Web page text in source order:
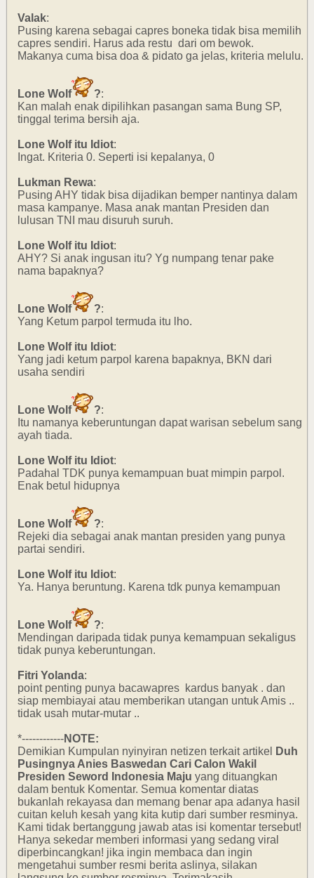
Valak:
Pusing karena sebagai capres boneka tidak bisa memilih
capres sendiri. Harus ada restu dari om bewok.
Makanya cuma bisa doa & pidato ga jelas, kriteria melulu.
Lone Wolf ?:
Kan malah enak dipilihkan pasangan sama Bung SP,
tinggal terima bersih aja.
Lone Wolf itu Idiot:
Ingat. Kriteria 0. Seperti isi kepalanya, 0
Lukman Rewa:
Pusing AHY tidak bisa dijadikan bemper nantinya dalam
masa kampanye. Masa anak mantan Presiden dan
lulusan TNI mau disuruh suruh.
Lone Wolf itu Idiot:
AHY? Si anak ingusan itu? Yg numpang tenar pake
nama bapaknya?
Lone Wolf ?:
Yang Ketum parpol termuda itu lho.
Lone Wolf itu Idiot:
Yang jadi ketum parpol karena bapaknya, BKN dari
usaha sendiri
Lone Wolf ?:
Itu namanya keberuntungan dapat warisan sebelum sang
ayah tiada.
Lone Wolf itu Idiot:
Padahal TDK punya kemampuan buat mimpin parpol.
Enak betul hidupnya
Lone Wolf ?:
Rejeki dia sebagai anak mantan presiden yang punya
partai sendiri.
Lone Wolf itu Idiot:
Ya. Hanya beruntung. Karena tdk punya kemampuan
Lone Wolf ?:
Mendingan daripada tidak punya kemampuan sekaligus
tidak punya keberuntungan.
Fitri Yolanda:
point penting punya bacawapres kardus banyak . dan
siap membiayai atau memberikan utangan untuk Amis ..
tidak usah mutar-mutar ..
*------------NOTE:
Demikian Kumpulan nyinyiran netizen terkait artikel
Duh
Pusingnya Anies Baswedan Cari Calon Wakil
Presiden Seword Indonesia Maju yang dituangkan
dalam bentuk Komentar. Semua komentar diatas
bukanlah rekayasa dan memang benar apa adanya hasil
cuitan keluh kesah yang kita kutip dari sumber resminya.
Kami tidak bertanggung jawab atas isi komentar tersebut!
Hanya sekedar memberi informasi yang sedang viral
diperbincangkan! jika ingin membaca dan ingin
mengetahui sumber resmi berita aslinya, silakan